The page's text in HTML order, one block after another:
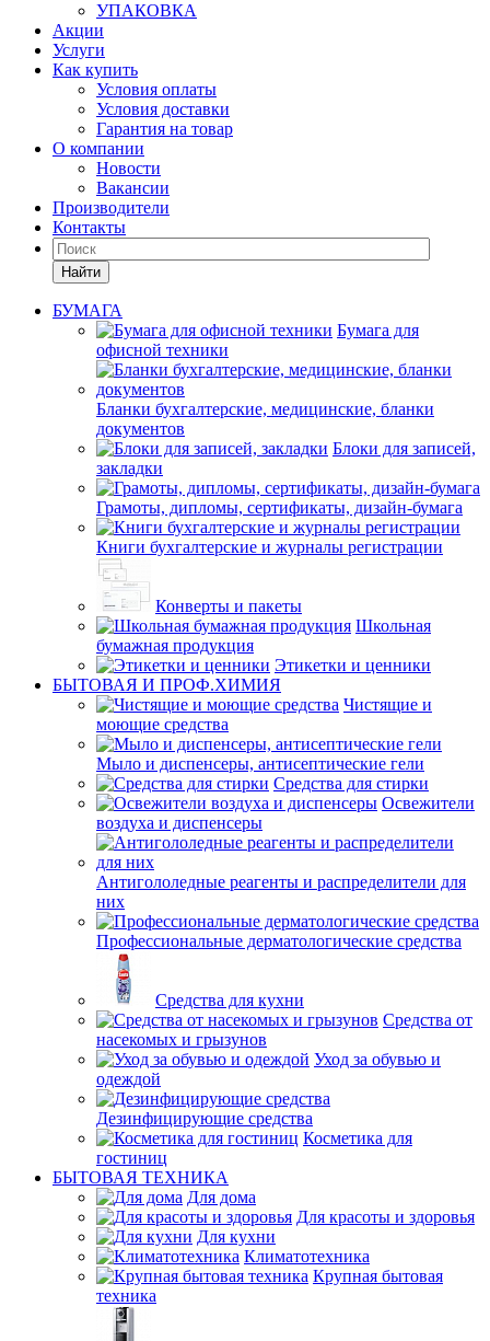
УПАКОВКА
Акции
Услуги
Как купить
Условия оплаты
Условия доставки
Гарантия на товар
О компании
Новости
Вакансии
Производители
Контакты
Найти
БУМАГА
Бумага для
офисной техники
Бланки бухгалтерские, медицинские, бланки
документов
Блоки для записей,
закладки
Грамоты, дипломы, сертификаты, дизайн-бумага
Книги бухгалтерские и журналы регистрации
Конверты и пакеты
Школьная
бумажная продукция
Этикетки и ценники
БЫТОВАЯ И ПРОФ.ХИМИЯ
Чистящие и
моющие средства
Мыло и диспенсеры, антисептические гели
Средства для стирки
Освежители
воздуха и диспенсеры
Антигололедные реагенты и распределители для
них
Профессиональные дерматологические средства
Средства для кухни
Средства от
насекомых и грызунов
Уход за обувью и
одеждой
Дезинфицирующие средства
Косметика для
гостиниц
БЫТОВАЯ ТЕХНИКА
Для дома
Для красоты и здоровья
Для кухни
Климатотехника
Крупная бытовая
техника